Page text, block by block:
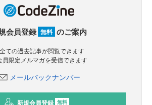
会員登録 無料 のご案内
全ての過去記事が閲覧できます
員限定メルマガを受信できます
メールバックナンバー
新規会員登録 無料